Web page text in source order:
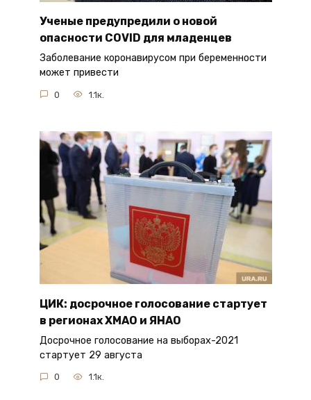
Ученые предупредили о новой
опасности COVID для младенцев
Заболевание коронавирусом при беременности
может привести
0 1.1к.
ЦИК: досрочное голосование стартует
в регионах ХМАО и ЯНАО
Досрочное голосование на выборах-2021
стартует 29 августа
0 1.1к.